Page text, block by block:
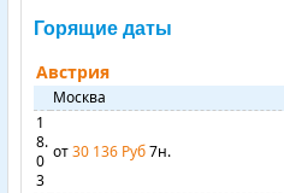
Горящие даты
Австрия
Москва
1
8.
0
3
от30 136 Руб7н.